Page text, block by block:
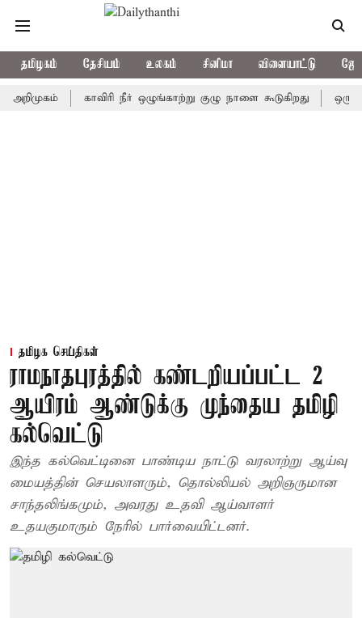
தமிழகம் தேசியம் உலகம் சினிமா விளையாட்டு
காவிரி நீர் ஒழுங்காற்று குழு நாளை கூடுகிறது ஒரு
தமிழக செய்திகள்
ராமநாதபுரத்தில் கண்டறியப்பட்ட 2
ஆயிரம் ஆண்டுக்கு முந்தைய தமிழி
கல்வெட்டு
இந்த கல்வெட்டினை பாண்டிய நாட்டு வரலாற்று ஆய்வு
மையத்தின் செயலாளரும், தொல்லியல் அறிஞருமான
சாந்தலிங்கமும், அவரது உதவி ஆய்வாளர்
உதயகுமாரும் நேரில் பார்வையிட்டனர்.